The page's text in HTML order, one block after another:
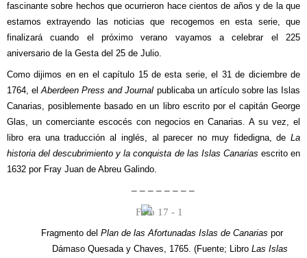
fascinante sobre hechos que ocurrieron hace cientos de años y de la que
estamos extrayendo las noticias que recogemos en esta serie, que
finalizará cuando el próximo verano vayamos a celebrar el 225
aniversario de la Gesta del 25 de Julio.
Como dijimos en en el capítulo 15 de esta serie, el 31 de diciembre de
1764, elAberdeen Press and Journal publicaba un artículo sobre las Islas
Canarias, posiblemente basado en un libro escrito por el capitán George
Glas, un comerciante escocés con negocios en Canarias. A su vez, el
libro era una traducción al inglés, al parecer no muy fidedigna, de La
historia del descubrimiento y la conquista de las Islas Canarias escrito en
1632 por Fray Juan de Abreu Galindo.
– – – – – – – –
Fragmento del Plan de las Afortunadas Islas de Canarias por
Dámaso Quesada y Chaves, 1765. (Fuente; Libro Las Islas